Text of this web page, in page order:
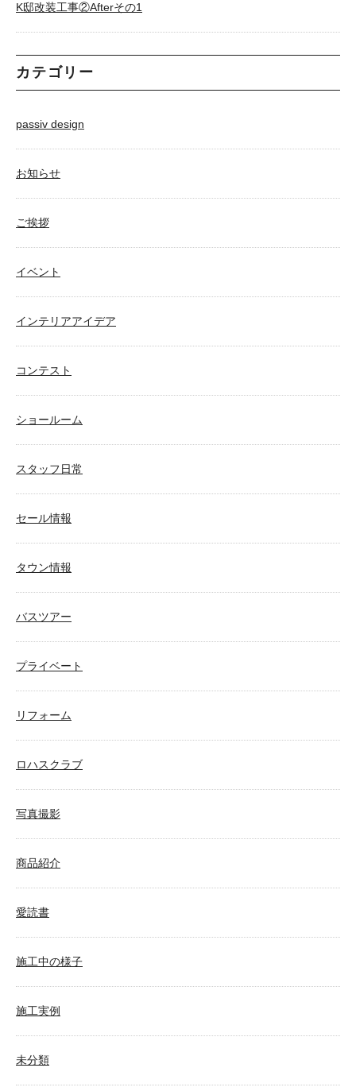
K邸改装工事②Afterその1
カテゴリー
passiv design
お知らせ
ご挨拶
イベント
インテリアアイデア
コンテスト
ショールーム
スタッフ日常
セール情報
タウン情報
バスツアー
プライベート
リフォーム
ロハスクラブ
写真撮影
商品紹介
愛読書
施工中の様子
施工実例
未分類